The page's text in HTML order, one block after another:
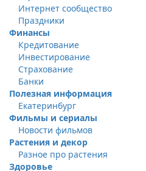
Интернет сообщество
Праздники
Финансы
Кредитование
Инвестирование
Страхование
Банки
Полезная информация
Екатеринбург
Фильмы и сериалы
Новости фильмов
Растения и декор
Разное про растения
Здоровье